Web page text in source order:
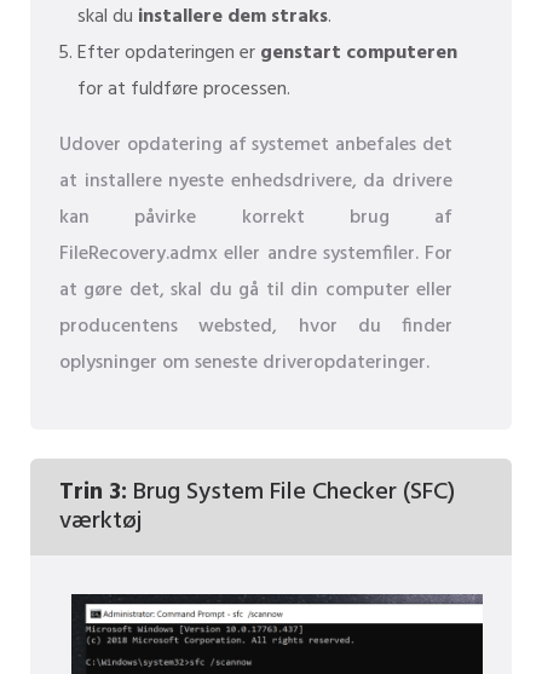
skal du installere dem straks.
Efter opdateringen ergenstart computeren
for at fuldføre processen.
Udover opdatering af systemet anbefales det
at installere nyeste enhedsdrivere, da drivere
kan påvirke korrekt brug af
FileRecovery.admx eller andre systemfiler. For
at gøre det, skal du gå til din computer eller
producentens websted, hvor du finder
oplysninger om seneste driveropdateringer.
Trin 3: Brug System File Checker (SFC)
værktøj